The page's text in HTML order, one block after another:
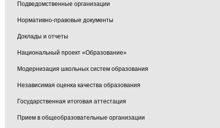
Подведомственные организации
Нормативно-правовые документы
Доклады и отчеты
Национальный проект «Образование»
Модернизация школьных систем образования
Независимая оценка качества образования
Государственная итоговая аттестация
Прием в общеобразовательные организации